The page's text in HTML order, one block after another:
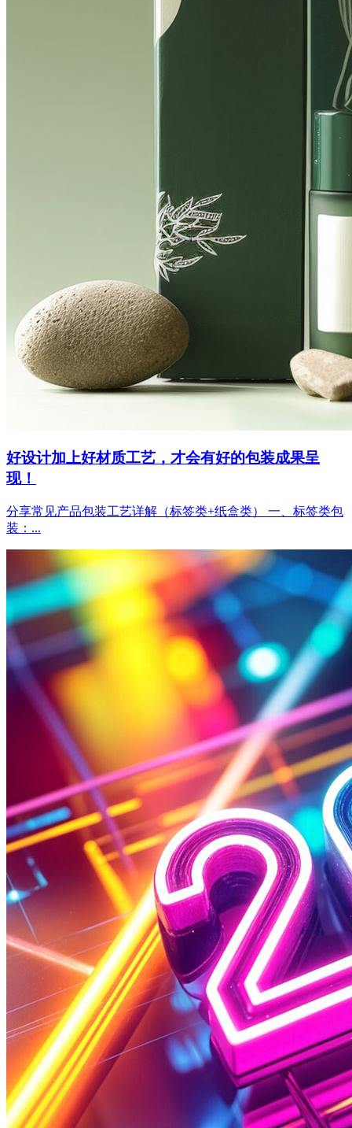
好设计加上好材质工艺，才会有好的包装成果呈
现！
分享常见产品包装工艺详解（标签类+纸盒类） 一、标签类包
装：...